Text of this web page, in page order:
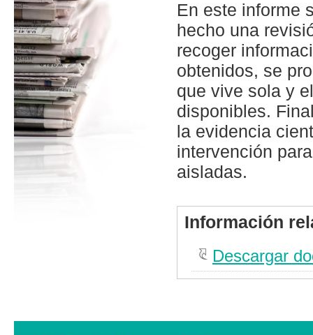
En este informe
hecho una
recoger
obtenidos, se
que vive sola y
disponibles.
la evidencia
intervención
aisladas.
Información
Descargar